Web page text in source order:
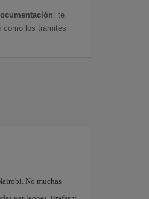
: te
como los trámites
No muchas